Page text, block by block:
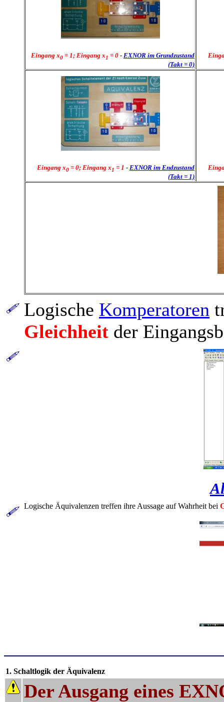
Eingang x0 = 1; Eingang x1 = 0 - EXNOR im Grundzustand
(Takt = 0)
Eingang x0 = 0; Eingang x1 = 1 - EXNOR im Endzustand
(Takt = 1)
Logische Komperatoren
Gleichheit der
Logische Äquivalenzen treffen ihre Aussage auf Wahrheit bei
1. Schaltlogik der Äquivalenz
Der Ausgang eines